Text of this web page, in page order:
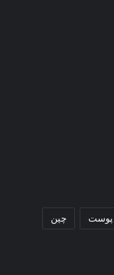
پوست چین